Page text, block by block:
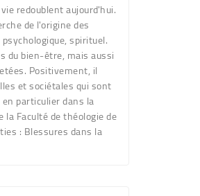
redoublent aujourd'hui.
de l'origine des
spirituel.
du bien-être, mais aussi
Positivement, il
et sociétales qui sont
particulier dans la
Faculté de théologie de
: Blessures dans la